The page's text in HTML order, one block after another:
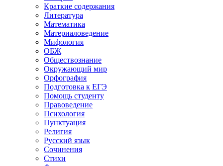
Краткие содержания
Литература
Математика
Материаловедение
Мифология
ОБЖ
Обществознание
Окружающий мир
Орфография
Подготовка к ЕГЭ
Помощь студенту
Правоведение
Психология
Пунктуация
Религия
Русский язык
Сочинения
Стихи